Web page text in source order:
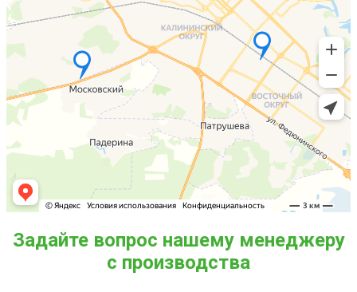
Задайте вопрос нашему менеджеру
с производства